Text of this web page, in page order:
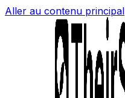
Aller au contenu principal